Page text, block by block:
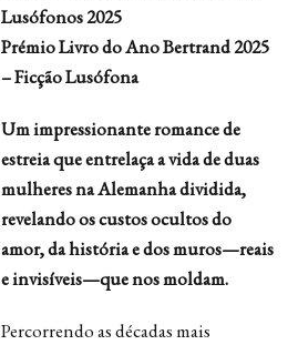
Lusófonos 2025
Prémio Livro do Ano Bertrand 2025
– Ficção Lusófona
Um impressionante romance de
estreia que entrelaça a vida de duas
mulheres na Alemanha dividida,
revelando os custos ocultos do
amor, da história e dos muros—reais
e invisíveis—que nos moldam.
Percorrendo as décadas mais